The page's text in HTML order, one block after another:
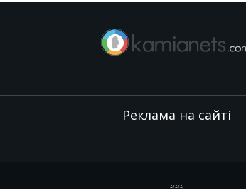
Реклама на сайті
.,.,.